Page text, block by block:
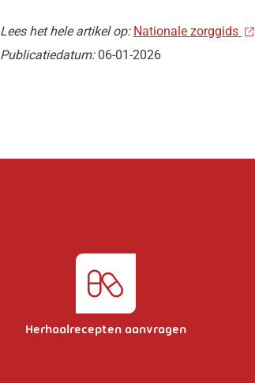
Lees het hele artikel op: Nationale zorggids
Publicatiedatum: 06-01-2026
Herhaalrecepten aanvragen